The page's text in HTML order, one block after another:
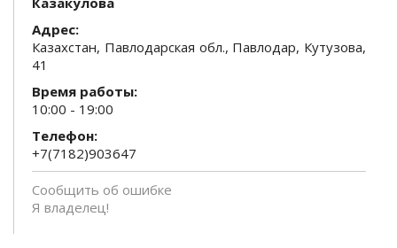
Адрес:
Казахстан, Павлодарская обл., Павлодар, Кутузова,
41
Время работы:
10:00 - 19:00
Телефон:
+7(7182)903647
Сообщить об ошибке
Я владелец!